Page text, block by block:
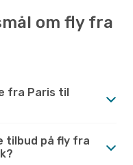
om fly fra
fra Paris til
tilbud på fly fra